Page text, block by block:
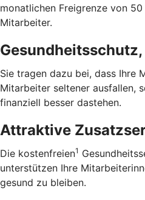
monatlichen Freigrenze von
Mitarbeiter.
Sie tragen dazu bei, dass Ihre
Mitarbeiter seltener ausfallen,
finanziell besser dastehen.
Attraktive
Die kostenfreien1
unterstützen Ihre
gesund zu bleiben.